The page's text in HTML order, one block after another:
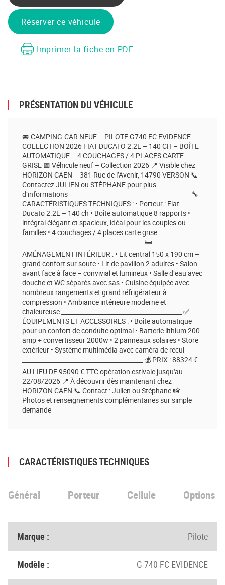
Réserver ce véhicule
Imprimer la fiche en PDF
PRÉSENTATION DU VÉHICULE
🚐 CAMPING-CAR NEUF – PILOTE G740 FC EVIDENCE –
COLLECTION 2026 FIAT DUCATO 2.2L – 140 CH – BOÎTE
AUTOMATIQUE – 4 COUCHAGES / 4 PLACES CARTE
GRISE 📅 Véhicule neuf – Collection 2026 📍 Visible chez
HORIZON CAEN – 381 Rue de l’Avenir, 14790 VERSON 📞
Contactez JULIEN ou STÉPHANE pour plus
d’informations ________________________________________ 🔧
CARACTÉRISTIQUES TECHNIQUES : • Porteur : Fiat
Ducato 2.2L – 140 ch • Boîte automatique 8 rapports •
intégral élégant et spacieux, idéal pour les couples ou
familles • 4 couchages / 4 places carte grise
________________________________________ 🛏️
AMÉNAGEMENT INTÉRIEUR : • Lit central 150 x 190 cm –
grand confort sur soute • Lit de pavillon 2 adultes • Salon
avant face à face – convivial et lumineux • Salle d’eau avec
douche et WC séparés avec sas • Cuisine équipée avec
nombreux rangements et grand réfrigérateur à
compression • Ambiance intérieure moderne et
chaleureuse ________________________________________ ✅
ÉQUIPEMENTS ET ACCESSOIRES : • Boîte automatique
pour un confort de conduite optimal • Batterie lithium 200
amp + convertisseur 2000w • 2 panneaux solaires • Store
extérieur • Système multimédia avec caméra de recul
________________________________________ 💰 PRIX : 88324 €
AU LIEU DE 95090 € TTC opération estivale jusqu'au
22/08/2026 📍 À découvrir dès maintenant chez
HORIZON CAEN 📞 Contact : Julien ou Stéphane 📸
Photos et renseignements complémentaires sur simple
demande
CARACTÉRISTIQUES TECHNIQUES
Général Porteur Cellule Options
Marque : Pilote
Modèle : G 740 FC EVIDENCE